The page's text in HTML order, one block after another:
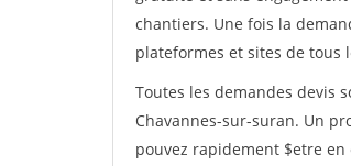
chantiers. Une fois la
plateformes et sites de tous
Toutes les demandes devis
Chavannes-sur-suran. Un
pouvez rapidement $etre